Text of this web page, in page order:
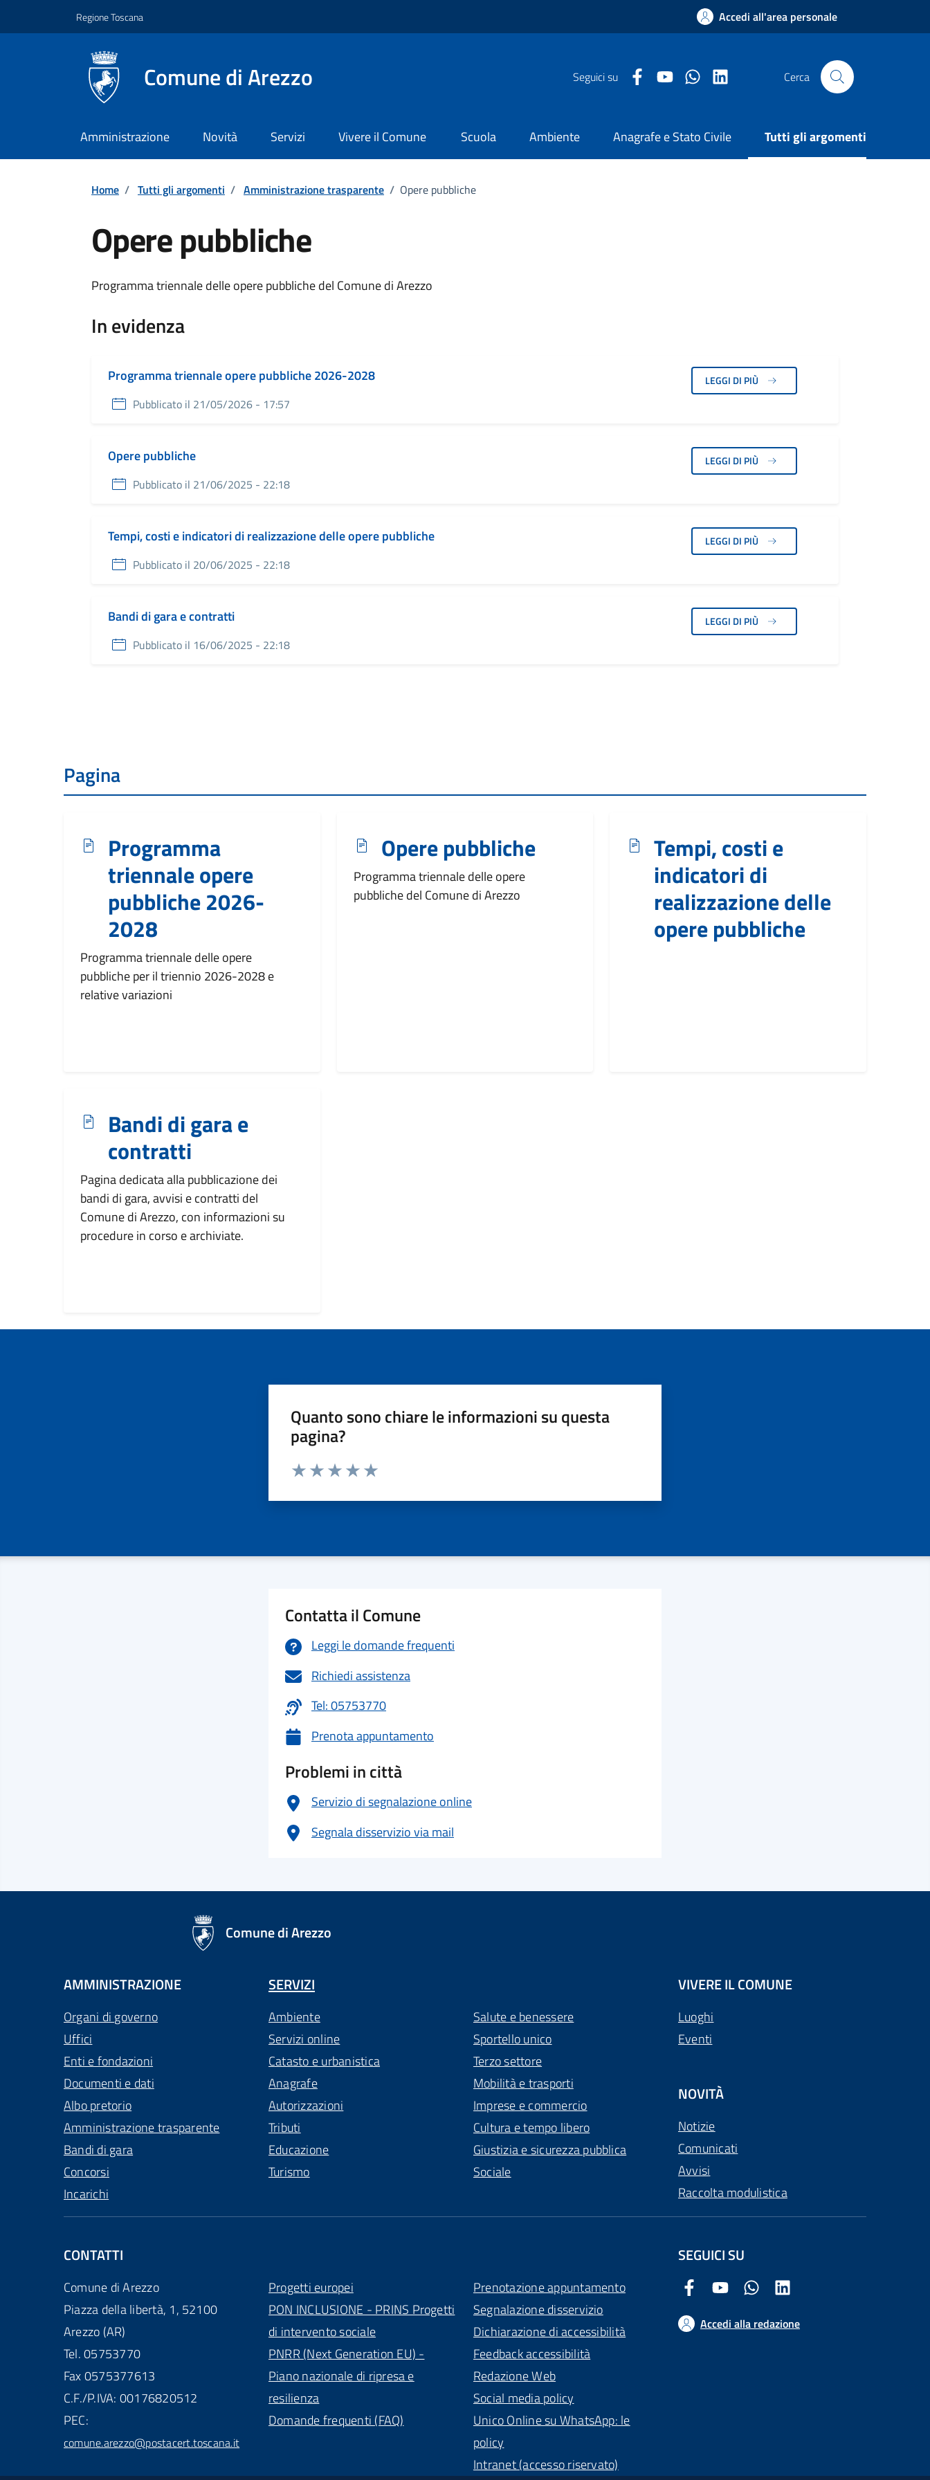
Regione Toscana Accedi all'area personale
Comune di Arezzo Seguici su Facebook Comune di Arezzo
Youtube Comune di Arezzo
Twitter Comune di Arezzo
LinkedIn Comune di Arezzo
Cerca
Amministrazione Novità Servizi Vivere il Comune Scuola Ambiente Anagrafe e Stato Civile Tutti gli argomenti
Home / Tutti gli argomenti / Amministrazione trasparente / Opere pubbliche
Opere pubbliche
Dettagli
Programma triennale delle opere pubbliche del Comune di Arezzo
In evidenza
Programma triennale opere pubbliche 2026-2028
Pubblicato il 21/05/2026 - 17:57
LEGGI DI PIÙ
Opere pubbliche
Pubblicato il 21/06/2025 - 22:18
LEGGI DI PIÙ
Tempi, costi e indicatori di realizzazione delle opere pubbliche
Pubblicato il 20/06/2025 - 22:18
LEGGI DI PIÙ
Bandi di gara e contratti
Pubblicato il 16/06/2025 - 22:18
LEGGI DI PIÙ
Pagina
Programma
triennale opere
pubbliche 2026-
2028
Programma triennale delle opere
pubbliche per il triennio 2026-2028 e
relative variazioni
Opere pubbliche
Programma triennale delle opere
pubbliche del Comune di Arezzo
Tempi, costi e
indicatori di
realizzazione delle
opere pubbliche
Bandi di gara e
contratti
Pagina dedicata alla pubblicazione dei
bandi di gara, avvisi e contratti del
Comune di Arezzo, con informazioni su
procedure in corso e archiviate.
Quanto sono chiare le informazioni su questa
pagina?
Valuta da 1 a 5 stelle la pagina
Contatta il Comune
Leggi le domande frequenti
Richiedi assistenza
Tel: 05753770
Prenota appuntamento
Problemi in città
Servizio di segnalazione online
Segnala disservizio via mail
Comune di Arezzo
AMMINISTRAZIONE
Organi di governo
Uffici
Enti e fondazioni
Documenti e dati
Albo pretorio
Amministrazione trasparente
Bandi di gara
Concorsi
Incarichi
SERVIZI
Ambiente
Servizi online
Catasto e urbanistica
Anagrafe
Autorizzazioni
Tributi
Educazione
Turismo
Salute e benessere
Sportello unico
Terzo settore
Mobilità e trasporti
Imprese e commercio
Cultura e tempo libero
Giustizia e sicurezza pubblica
Sociale
VIVERE IL COMUNE
Luoghi
Eventi
NOVITÀ
Notizie
Comunicati
Avvisi
Raccolta modulistica
CONTATTI
Comune di Arezzo
Piazza della libertà, 1, 52100
Arezzo (AR)
Tel. 05753770
Fax 0575377613
C.F./P.IVA: 00176820512
PEC:
comune.arezzo@postacert.toscana.it
Progetti europei
PON INCLUSIONE - PRINS Progetti
di intervento sociale
PNRR (Next Generation EU) -
Piano nazionale di ripresa e
resilienza
Domande frequenti (FAQ)
Prenotazione appuntamento
Segnalazione disservizio
Dichiarazione di accessibilità
Feedback accessibilità
Redazione Web
Social media policy
Unico Online su WhatsApp: le
policy
Intranet (accesso riservato)
SEGUICI SU
Facebook Comune di Arezzo
Youtube Comune di Arezzo
Twitter Comune di Arezzo
Accedi alla redazione